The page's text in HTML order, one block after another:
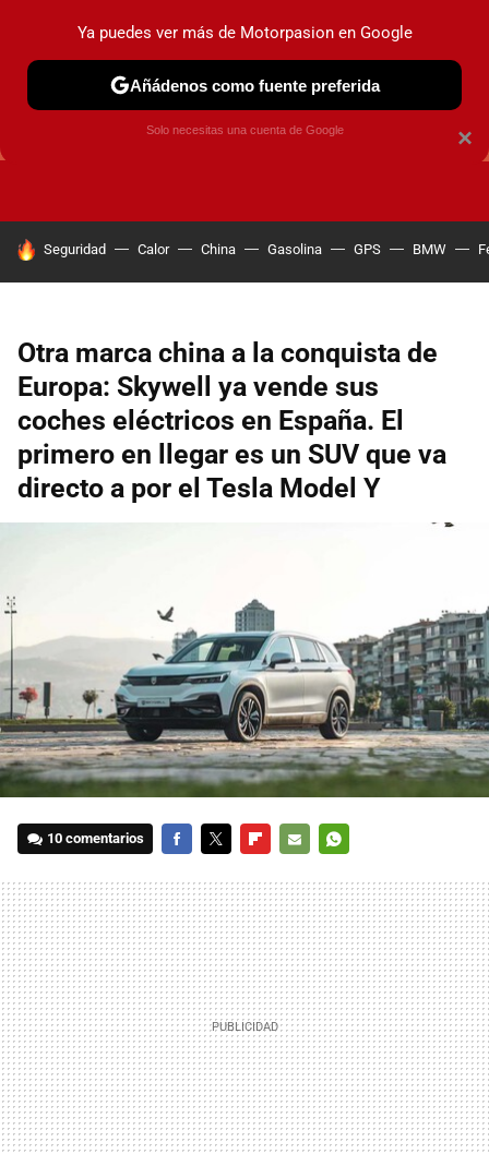
GUÍAS DE COMPRA OFERTAS DE COCHES CONSEJOS
HOY SE HABLA DE
Seguridad Calor China Gasolina GPS BMW
Otra marca china a la conquista de
Europa: Skywell ya vende sus
coches eléctricos en España. El
primero en llegar es un SUV que va
directo a por el Tesla Model Y
10 comentarios
MAIL
×
Ya puedes ver más de Motorpasion en Google
Añádenos como fuente preferida
Solo necesitas una cuenta de Google